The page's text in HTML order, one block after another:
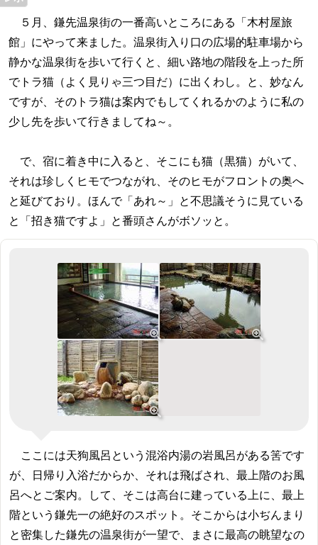
５月、鎌先温泉街の一番高いところにある「木村屋旅
館」にやって来ました。温泉街入り口の広場的駐車場から
静かな温泉街を歩いて行くと、細い路地の階段を上った所
でトラ猫（よく見りゃ三つ目だ）に出くわし。と、妙なん
ですが、そのトラ猫は案内でもしてくれるかのように私の
少し先を歩いて行きましてね～。
で、宿に着き中に入ると、そこにも猫（黒猫）がいて、
それは珍しくヒモでつながれ、そのヒモがフロントの奥へ
と延びており。ほんで「あれ～」と不思議そうに見ている
と「招き猫ですよ」と番頭さんがボソッと。
ここには天狗風呂という混浴内湯の岩風呂がある筈です
が、日帰り入浴だからか、それは飛ばされ、最上階のお風
呂へとご案内。して、そこは高台に建っている上に、最上
階という鎌先一の絶好のスポット。そこからは小ぢんまり
と密集した鎌先の温泉街が一望で、まさに最高の眺望なの